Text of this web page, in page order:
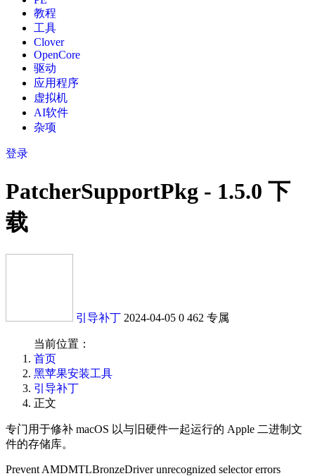
教程
工具
Clover
OpenCore
驱动
应用程序
虚拟机
AI软件
杂项
登录
PatcherSupportPkg - 1.5.0 下
载
引导补丁 2024-04-05 0 462 专属
当前位置：
首页
黑苹果安装工具
引导补丁
正文
专门用于修补 macOS 以与旧硬件一起运行的 Apple 二进制文
件的存储库。
Prevent AMDMTLBronzeDriver unrecognized selector errors